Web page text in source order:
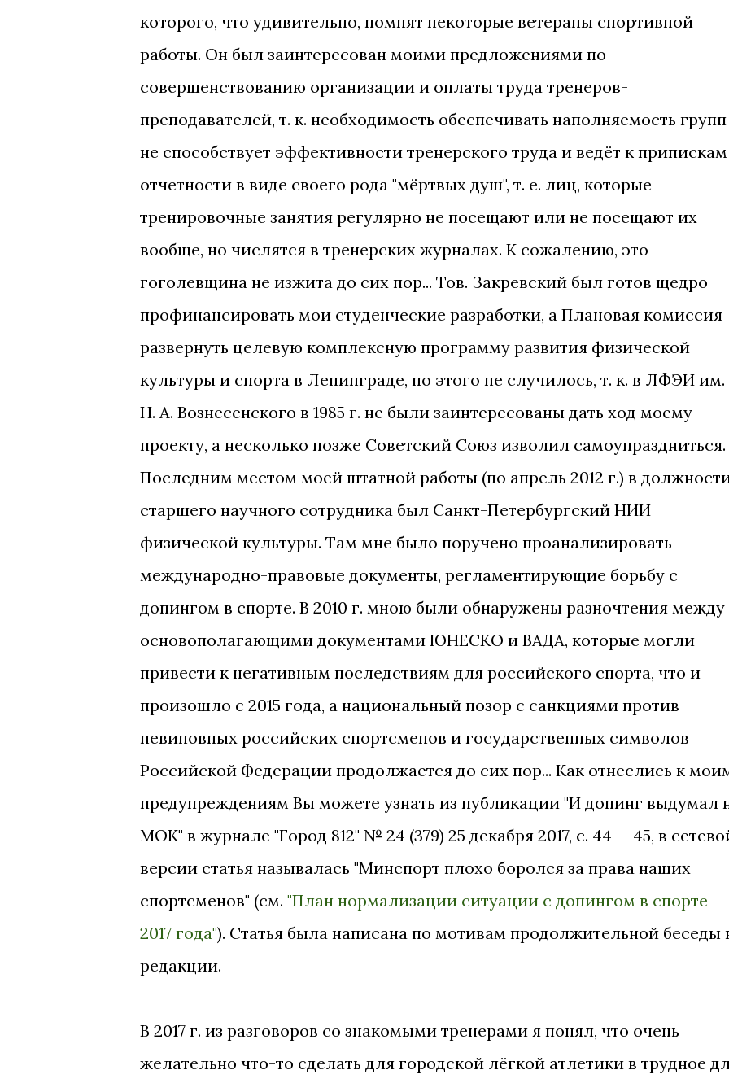
которого, что удивительно, помнят некоторые ветераны спортивной
работы. Он был заинтересован моими предложениями по
совершенствованию организации и оплаты труда тренеров-
преподавателей, т. к. необходимость обеспечивать наполняемость групп
не способствует эффективности тренерского труда и ведёт к
отчетности в виде своего рода "мёртвых душ", т. е. лиц, которые
тренировочные занятия регулярно не посещают или не посещают их
вообще, но числятся в тренерских журналах. К сожалению, это
гоголевщина не изжита до сих пор... Тов. Закревский был готов щедро
профинансировать мои студенческие разработки, а Плановая комиссия
развернуть целевую комплексную программу развития физической
культуры и спорта в Ленинграде, но этого не случилось, т. к. в ЛФЭИ им.
Н. А. Вознесенского в 1985 г. не были заинтересованы дать ход моему
проекту, а несколько позже Советский Союз изволил самоупраздниться.
Последним местом моей штатной работы (по апрель 2012 г.) в
старшего научного сотрудника был Санкт-Петербургский НИИ
физической культуры. Там мне было поручено проанализировать
международно-правовые документы, регламентирующие борьбу с
допингом в спорте. В 2010 г. мною были обнаружены разночтения между
основополагающими документами ЮНЕСКО и ВАДА, которые могли
привести к негативным последствиям для российского спорта, что и
произошло с 2015 года, а национальный позор с санкциями против
невиновных российских спортсменов и государственных символов
Российской Федерации продолжается до сих пор... Как отнеслись к
предупреждениям Вы можете узнать из публикации "И допинг выдумал
МОК" в журнале "Город 812" № 24 (379) 25 декабря 2017, с. 44 — 45, в
версии статья называлась "Минспорт плохо боролся за права наших
спортсменов" (см. "План нормализации ситуации с допингом в спорте
2017 года"). Статья была написана по мотивам продолжительной беседы
редакции.
В 2017 г. из разговоров со знакомыми тренерами я понял, что очень
желательно что-то сделать для городской лёгкой атлетики в трудное